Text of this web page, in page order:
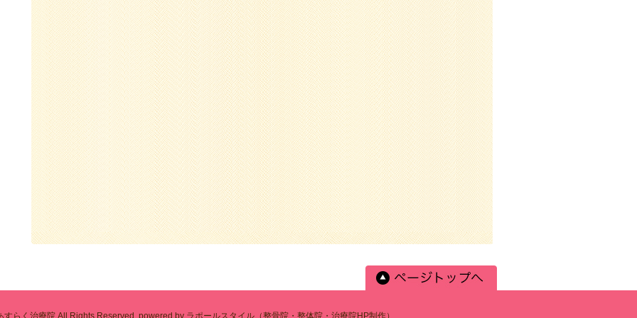
すらく治療院 All Rights Reserved. powered by ラポールスタイル（整骨院・整体院・治療院HP制作）